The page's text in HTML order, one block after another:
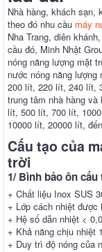
Nhà hàng, khách sạn,
theo đó nhu cầu máy
Nha Trang, diên
cầu đó, Minh Nhật
nóng năng lượng mặt
nước nóng năng
200 lít, 220 lít, 240 lít,
trung tâm nhà hàng
lít, 500 lít, 700 lít,
10000 lít, 20000 lít,
Cấu tạo của
trời
1/ Bình bảo ôn
+ Chất liệu Inox SUS
+ Lớp cách nhiệt
+ Hệ số dẫn nhiệt <
+ Khả năng chịu nhiệt
+ Duy trì độ nóng của